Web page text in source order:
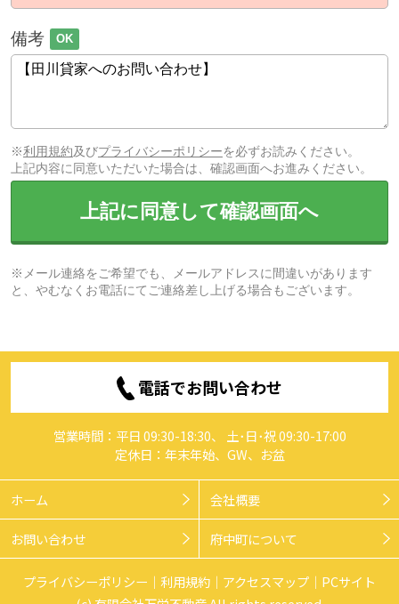
備考 OK
※利用規約及びプライバシーポリシーを必ずお読みください。
上記内容に同意いただいた場合は、確認画面へお進みください。
上記に同意して確認画面へ
※メール連絡をご希望でも、メールアドレスに間違いがあります
と、やむなくお電話にてご連絡差し上げる場合もございます。
電話でお問い合わせ
営業時間：平日 09:30-18:30、 土･日･祝 09:30-17:00
定休日：年末年始、GW、お盆
ホーム 会社概要
お問い合わせ 府中町について
プライバシーポリシー 利用規約 アクセスマップ
PCサイト